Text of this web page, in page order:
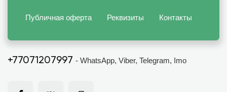
Публичная оферта Реквизиты Контакты
+77071207997 - WhatsApp, Viber, Telegram, Imo